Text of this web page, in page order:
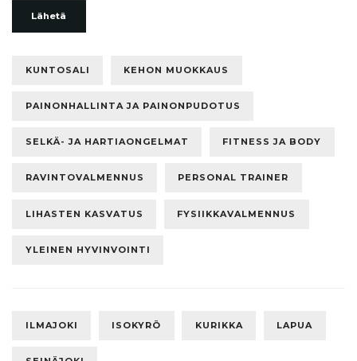
Lähetä
KUNTOSALI KEHON MUOKKAUS
PAINONHALLINTA JA PAINONPUDOTUS
SELKÄ- JA HARTIAONGELMAT FITNESS JA BODY
RAVINTOVALMENNUS PERSONAL TRAINER
LIHASTEN KASVATUS FYSIIKKAVALMENNUS
YLEINEN HYVINVOINTI
ILMAJOKI ISOKYRÖ KURIKKA LAPUA